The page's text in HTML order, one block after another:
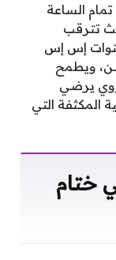
الساعة
تترقب
إس إس
ويطمح
يرضي
المكثفة التي
ختام